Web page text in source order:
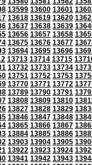
13599 13600 13601
13618 13619 13620
13637 13638 13639
13656 13657 13658
13675 13676 13677
13694 13695 13696
13713 13714 13715
13732 13733 13734
13751 13752 13753
13770 13771 13772
13789 13790 13791
13808 13809 13810
13827 13828 13829
13846 13847 13848
13865 13866 13867
13884 13885 13886
13903 13904 13905
13922 13923 13924
13941 13942 13943